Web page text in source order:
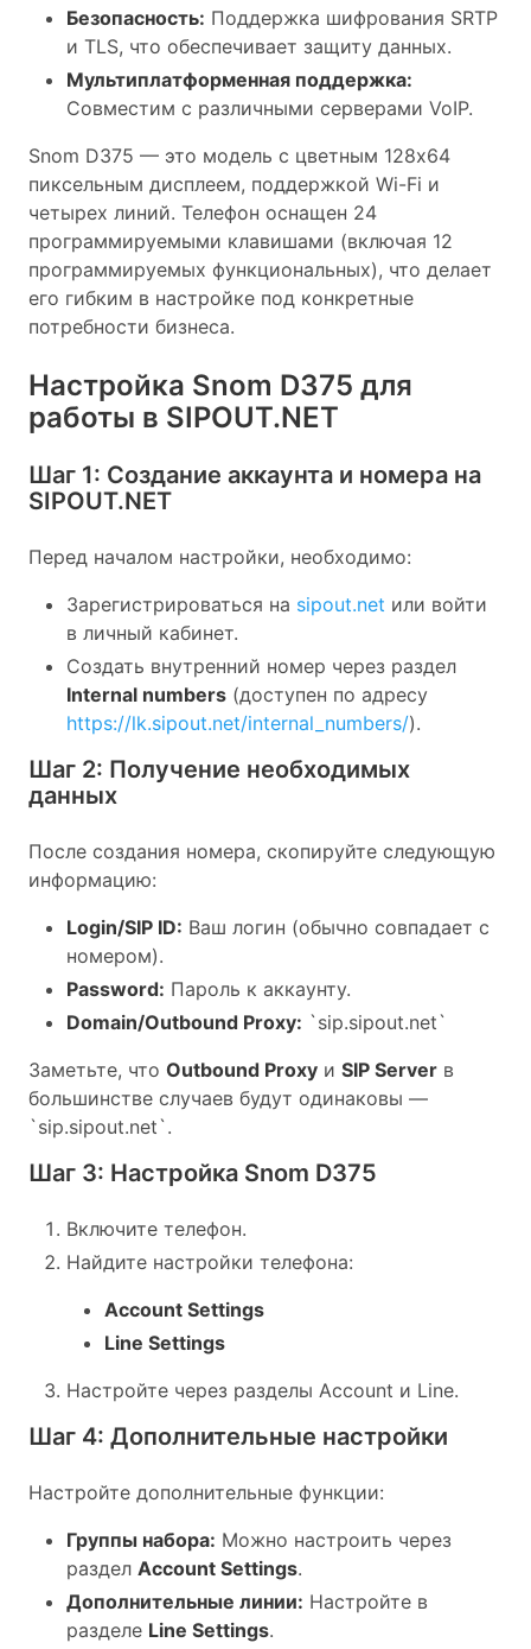
Безопасность: Поддержка шифрования SRTP
и TLS, что обеспечивает защиту данных.
Мультиплатформенная поддержка:
Совместим с различными серверами VoIP.
Snom D375 — это модель с цветным 128x64
пиксельным дисплеем, поддержкой Wi-Fi и
четырех линий. Телефон оснащен 24
программируемыми клавишами (включая 12
программируемых функциональных), что делает
его гибким в настройке под конкретные
потребности бизнеса.
Настройка Snom D375 для
работы в SIPOUT.NET
Шаг 1: Создание аккаунта и номера на
SIPOUT.NET
Перед началом настройки, необходимо:
Зарегистрироваться на sipout.net или войти
в личный кабинет.
Создать внутренний номер через раздел
Internal numbers (доступен по адресу
https://lk.sipout.net/internal_numbers/).
Шаг 2: Получение необходимых
данных
После создания номера, скопируйте следующую
информацию:
Login/SIP ID: Ваш логин (обычно совпадает с
номером).
Password: Пароль к аккаунту.
Domain/Outbound Proxy: `sip.sipout.net`
Заметьте, что Outbound Proxy и SIP Server в
большинстве случаев будут одинаковы —
`sip.sipout.net`.
Шаг 3: Настройка Snom D375
Включите телефон.
Найдите настройки телефона:
Account Settings
Line Settings
Настройте через разделы Account и Line.
Шаг 4: Дополнительные настройки
Настройте дополнительные функции:
Группы набора: Можно настроить через
раздел Account Settings.
Дополнительные линии: Настройте в
разделе Line Settings.